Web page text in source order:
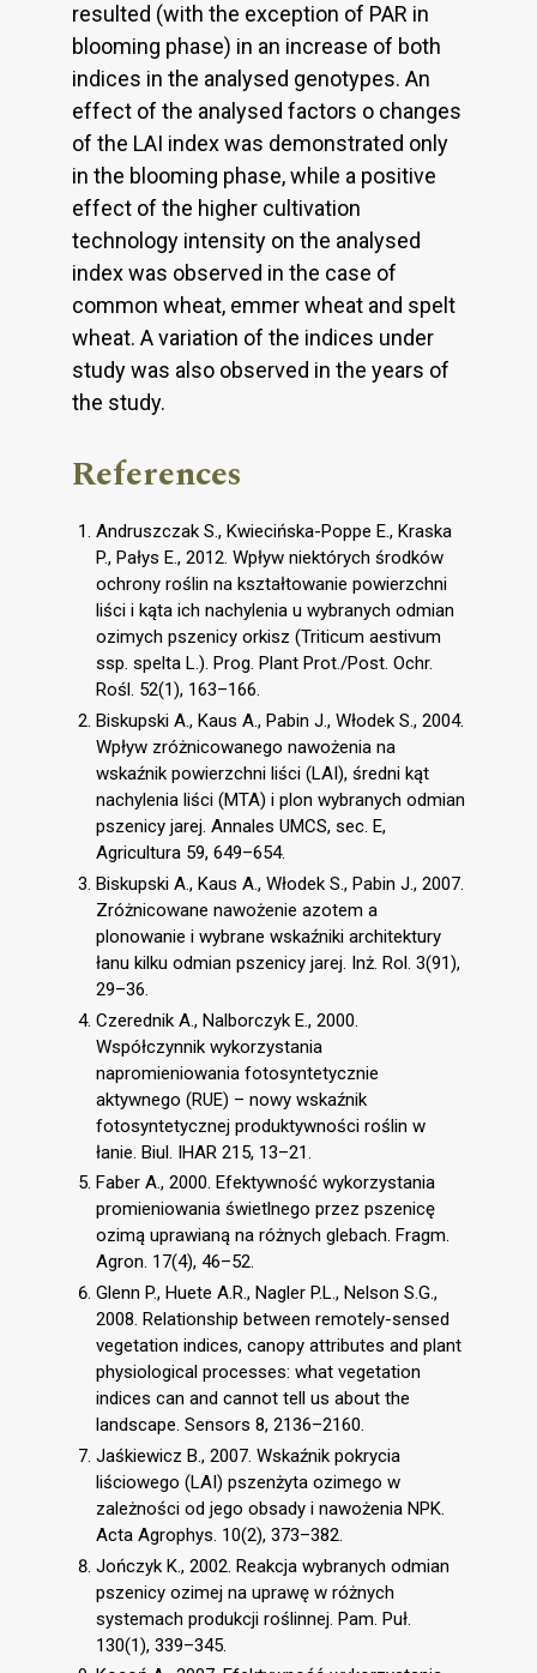
resulted (with the exception of PAR in
blooming phase) in an increase of both
indices in the analysed genotypes. An
effect of the analysed factors o changes
of the LAI index was demonstrated only
in the blooming phase, while a positive
effect of the higher cultivation
technology intensity on the analysed
index was observed in the case of
common wheat, emmer wheat and spelt
wheat. A variation of the indices under
study was also observed in the years of
the study.
References
Andruszczak S., Kwiecińska-Poppe E., Kraska
P., Pałys E., 2012. Wpływ niektórych środków
ochrony roślin na kształtowanie powierzchni
liści i kąta ich nachylenia u wybranych odmian
ozimych pszenicy orkisz (Triticum aestivum
ssp. spelta L.). Prog. Plant Prot./Post. Ochr.
Rośl. 52(1), 163–166.
Biskupski A., Kaus A., Pabin J., Włodek S., 2004.
Wpływ zróżnicowanego nawożenia na
wskaźnik powierzchni liści (LAI), średni kąt
nachylenia liści (MTA) i plon wybranych odmian
pszenicy jarej. Annales UMCS, sec. E,
Agricultura 59, 649–654.
Biskupski A., Kaus A., Włodek S., Pabin J., 2007.
Zróżnicowane nawożenie azotem a
plonowanie i wybrane wskaźniki architektury
łanu kilku odmian pszenicy jarej. Inż. Rol. 3(91),
29–36.
Czerednik A., Nalborczyk E., 2000.
Współczynnik wykorzystania
napromieniowania fotosyntetycznie
aktywnego (RUE) – nowy wskaźnik
fotosyntetycznej produktywności roślin w
łanie. Biul. IHAR 215, 13–21.
Faber A., 2000. Efektywność wykorzystania
promieniowania świetlnego przez pszenicę
ozimą uprawianą na różnych glebach. Fragm.
Agron. 17(4), 46–52.
Glenn P., Huete A.R., Nagler P.L., Nelson S.G.,
2008. Relationship between remotely-sensed
vegetation indices, canopy attributes and plant
physiological processes: what vegetation
indices can and cannot tell us about the
landscape. Sensors 8, 2136–2160.
Jaśkiewicz B., 2007. Wskaźnik pokrycia
liściowego (LAI) pszenżyta ozimego w
zależności od jego obsady i nawożenia NPK.
Acta Agrophys. 10(2), 373–382.
Jończyk K., 2002. Reakcja wybranych odmian
pszenicy ozimej na uprawę w różnych
systemach produkcji roślinnej. Pam. Puł.
130(1), 339–345.